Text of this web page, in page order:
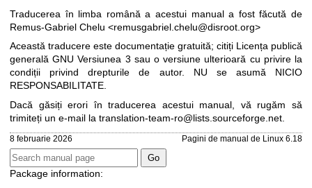
Traducerea în limba română a acestui manual a fost făcută de
Remus-Gabriel Chelu <remusgabriel.chelu@disroot.org>
Această traducere este documentație gratuită; citiți Licența publică
generală GNU Versiunea 3 sau o versiune ulterioară cu privire la
condiții privind drepturile de autor. NU se asumă NICIO
RESPONSABILITATE.
Dacă găsiți erori în traducerea acestui manual, vă rugăm să
trimiteți un e-mail la translation-team-ro@lists.sourceforge.net
8 februarie 2026 Pagini de manual de Linux 6.18
Package information: